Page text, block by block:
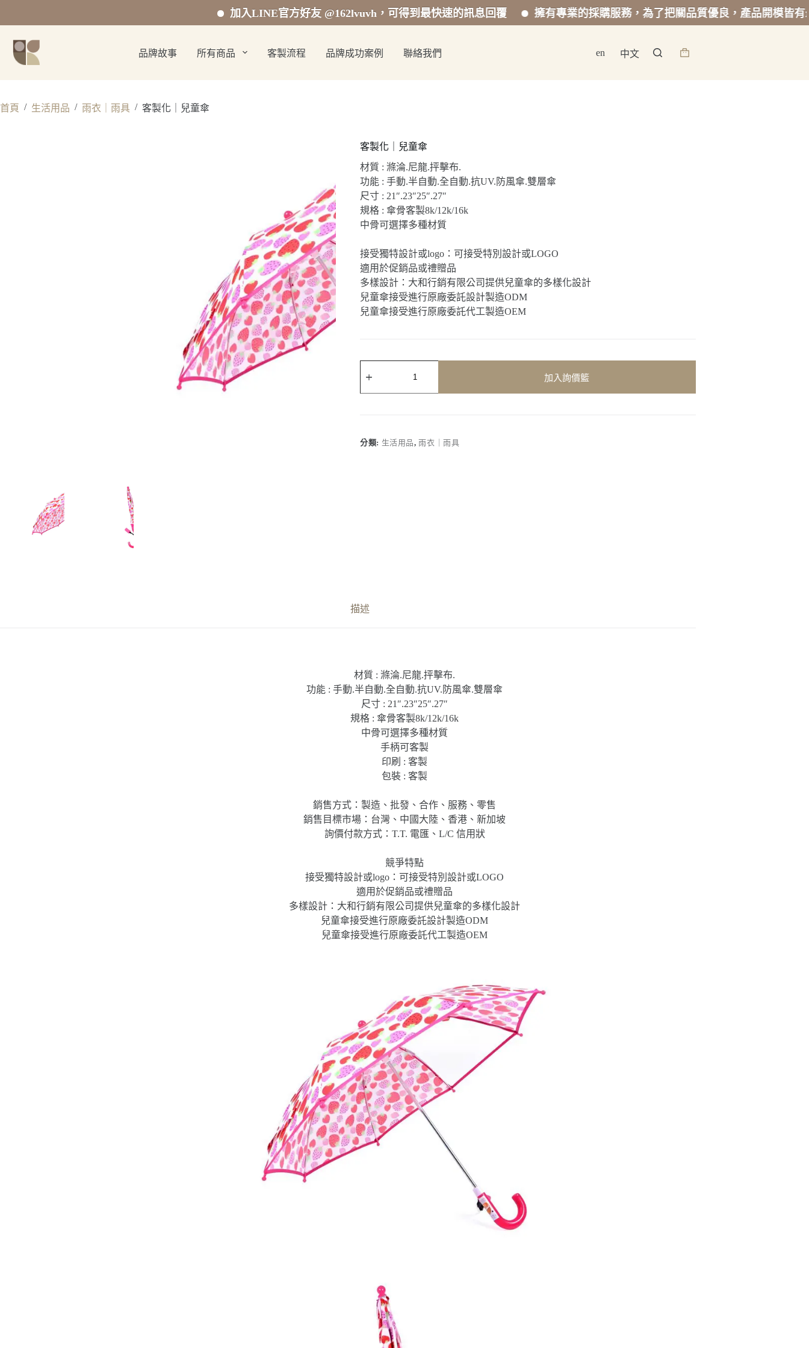
加入LINE官方好友 @162lvuvh，可得到最快速的訊息回覆 擁有專業的採購服務，為了把關品質優良，產品開模皆有最低
容
品牌故事 所有商品 客製流程 品牌成功案例 聯絡我們 en 中文
詢
首頁 / 生活用品 / 雨衣｜雨具 / 客製化｜兒童傘
客製化｜兒童傘
材質 : 滌淪.尼龍.抨擊布.
功能 : 手動.半自動.全自動.抗UV.防風傘.雙層傘
尺寸 : 21″.23″25″.27″
規格 : 傘骨客製8k/12k/16k
中骨可選擇多種材質
接受獨特設計或logo：可接受特別設計或LOGO
適用於促銷品或禮贈品
多樣設計：大和行銷有限公司提供兒童傘的多樣化設計
兒童傘接受進行原廠委託設計製造ODM
兒童傘接受進行原廠委託代工製造OEM
製
化
傘
加入詢價籃
分類: 生活用品,雨衣｜雨具
描述
材質 : 滌淪.尼龍.抨擊布.
功能 : 手動.半自動.全自動.抗UV.防風傘.雙層傘
尺寸 : 21″.23″25″.27″
規格 : 傘骨客製8k/12k/16k
中骨可選擇多種材質
手柄可客製
印刷 : 客製
包裝 : 客製
銷售方式：製造、批發、合作、服務、零售
銷售目標市場：台灣、中國大陸、香港、新加坡
詢價付款方式：T.T. 電匯、L/C 信用狀
競爭特點
接受獨特設計或logo：可接受特別設計或LOGO
適用於促銷品或禮贈品
多樣設計：大和行銷有限公司提供兒童傘的多樣化設計
兒童傘接受進行原廠委託設計製造ODM
兒童傘接受進行原廠委託代工製造OEM